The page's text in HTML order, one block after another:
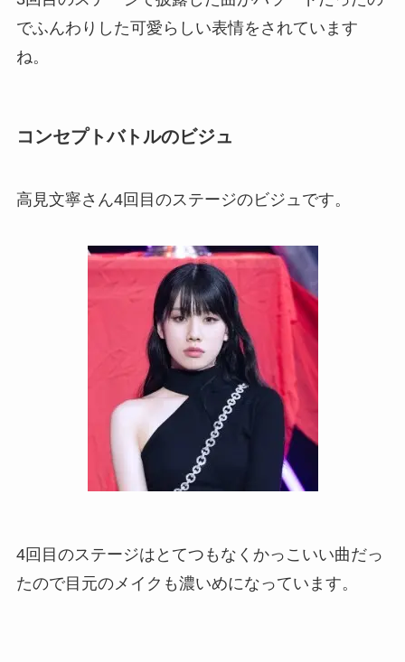
でふんわりした可愛らしい表情をされています
ね。
コンセプトバトルのビジュ
高見文寧さん4回目のステージのビジュです。
4回目のステージはとてつもなくかっこいい曲だっ
たので目元のメイクも濃いめになっています。